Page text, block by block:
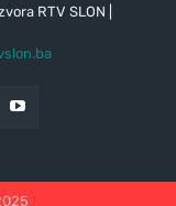
RTV SLON |